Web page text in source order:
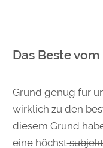
Das Beste
Grund genug für
wirklich zu den
diesem Grund
eine höchst